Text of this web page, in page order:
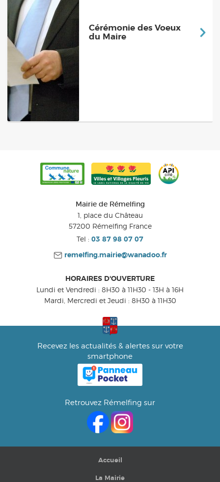
SAMEDI
24
AVRIL
Cérémonie des Voeux
du Maire
Mairie de Rémelfing
1, place du Château
57200 Rémelfing France
Tel : 03 87 98 07 07
remelfing.mairie@wanadoo.fr
HORAIRES D'OUVERTURE
Lundi et Vendredi : 8H30 à 11H30 - 13H à 16H
Mardi, Mercredi et Jeudi : 8H30 à 11H30
Recevez les actualités & alertes sur votre
smartphone
Retrouvez Rémelfing sur
Accueil
La Mairie